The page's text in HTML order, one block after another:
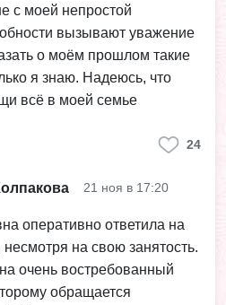
с моей непростой
вызывают уважение
о моём прошлом такие
я знаю. Надеюсь, что
всё в моей семье
24
21 ноя в 17:20
оперативно ответила на
на свою занятость.
очень востребованный
обращается